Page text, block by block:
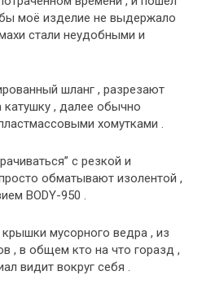
моё изделие не выдержало
стали неудобными и
шланг , разрезают
, далее обычно
хомутками .
с резкой и
обматывают изолентой ,
BODY-950 .
мусорного ведра , из
, в общем кто на что горазд ,
видит вокруг себя .